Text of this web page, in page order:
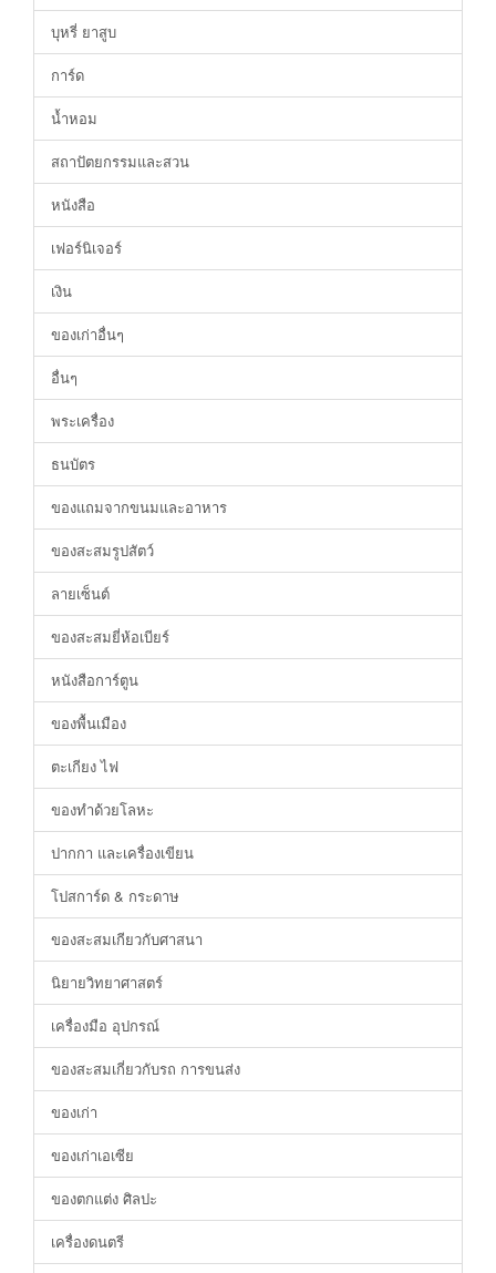
บุหรี่ ยาสูบ
การ์ด
น้ำหอม
สถาปัตยกรรมและสวน
หนังสือ
เฟอร์นิเจอร์
เงิน
ของเก่าอื่นๆ
อื่นๆ
พระเครื่อง
ธนบัตร
ของแถมจากขนมและอาหาร
ของสะสมรูปสัตว์
ลายเซ็นต์
ของสะสมยี่ห้อเบียร์
หนังสือการ์ตูน
ของพื้นเมือง
ตะเกียง ไฟ
ของทำด้วยโลหะ
ปากกา และเครื่องเขียน
โปสการ์ด & กระดาษ
ของสะสมเกียวกับศาสนา
นิยายวิทยาศาสตร์
เครื่องมือ อุปกรณ์
ของสะสมเกี่ยวกับรถ การขนส่ง
ของเก่า
ของเก่าเอเซีย
ของตกแต่ง ศิลปะ
เครื่องดนตรี